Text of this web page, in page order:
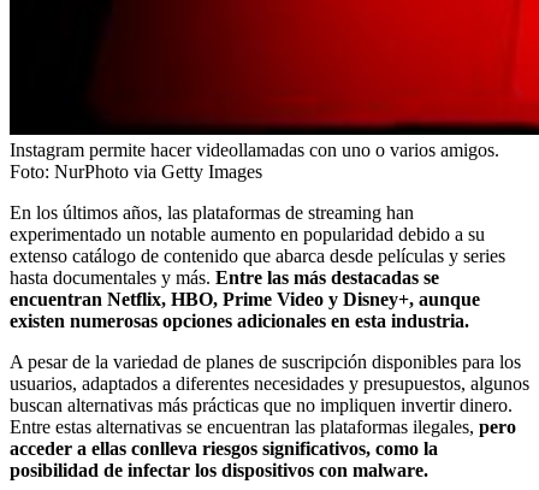
Instagram permite hacer videollamadas con uno o varios amigos.
Foto: NurPhoto via Getty Images
En los últimos años, las plataformas de streaming han
experimentado un notable aumento en popularidad debido a su
extenso catálogo de contenido que abarca desde películas y series
hasta documentales y más. Entre las más destacadas se
encuentran Netflix, HBO, Prime Video y Disney+, aunque
existen numerosas opciones adicionales en esta industria.
A pesar de la variedad de planes de suscripción disponibles para los
usuarios, adaptados a diferentes necesidades y presupuestos, algunos
buscan alternativas más prácticas que no impliquen invertir dinero.
Entre estas alternativas se encuentran las plataformas ilegales, pero
acceder a ellas conlleva riesgos significativos, como la
posibilidad de infectar los dispositivos con malware.